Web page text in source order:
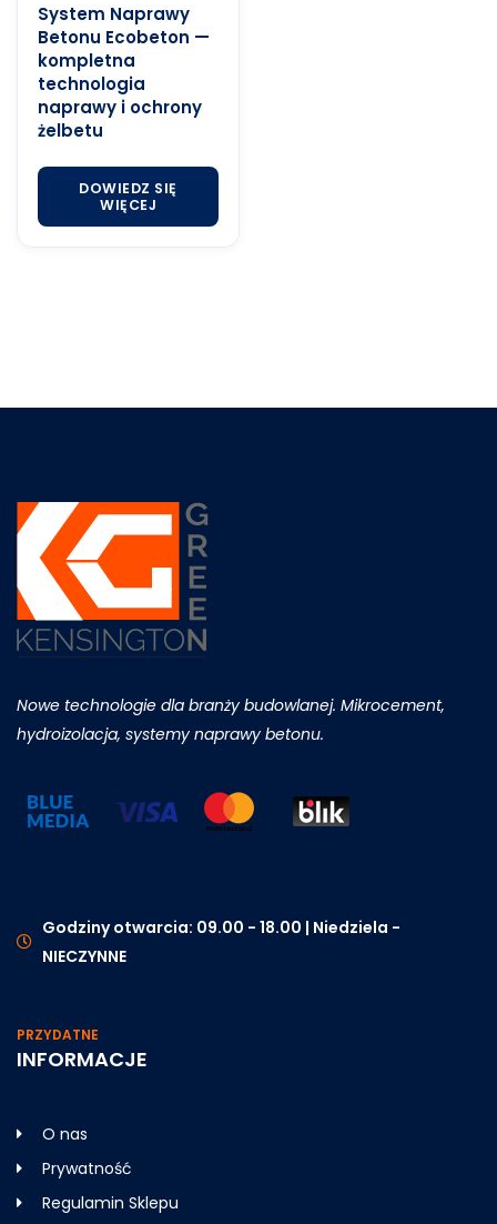
System Naprawy
Betonu Ecobeton —
kompletna
technologia
naprawy i ochrony
żelbetu
DOWIEDZ SIĘ
WIĘCEJ
Nowe technologie dla branży budowlanej. Mikrocement,
hydroizolacja, systemy naprawy betonu.
Godziny otwarcia: 09.00 - 18.00 | Niedziela -
NIECZYNNE
PRZYDATNE
INFORMACJE
O nas
Prywatność
Regulamin Sklepu